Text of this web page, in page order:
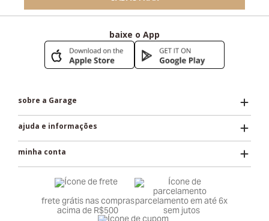
baixe o App
sobre a Garage
ajuda e informações
minha conta
frete grátis nas compras
acima de R$500
parcelamento em até 6x
sem jutos